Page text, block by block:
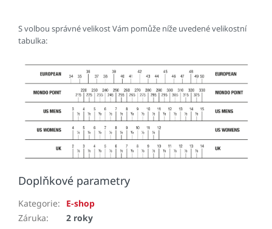
S volbou správné velikost Vám pomůže níže uvedené velikostní
tabulka:
Doplňkové parametry
Kategorie:
E-shop
Záruka:
2 roky